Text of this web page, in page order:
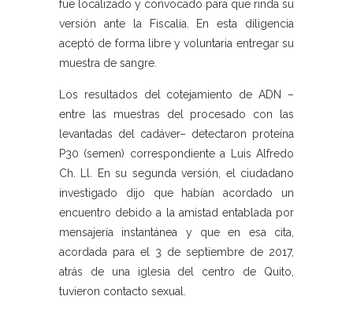
fue localizado y convocado para que rinda su
versión ante la Fiscalía. En esta diligencia
aceptó de forma libre y voluntaria entregar su
muestra de sangre.
Los resultados del cotejamiento de ADN –
entre las muestras del procesado con las
levantadas del cadáver– detectaron proteína
P30 (semen) correspondiente a Luis Alfredo
Ch. Ll. En su segunda versión, el ciudadano
investigado dijo que habían acordado un
encuentro debido a la amistad entablada por
mensajería instantánea y que en esa cita,
acordada para el 3 de septiembre de 2017,
atrás de una iglesia del centro de Quito,
tuvieron contacto sexual.